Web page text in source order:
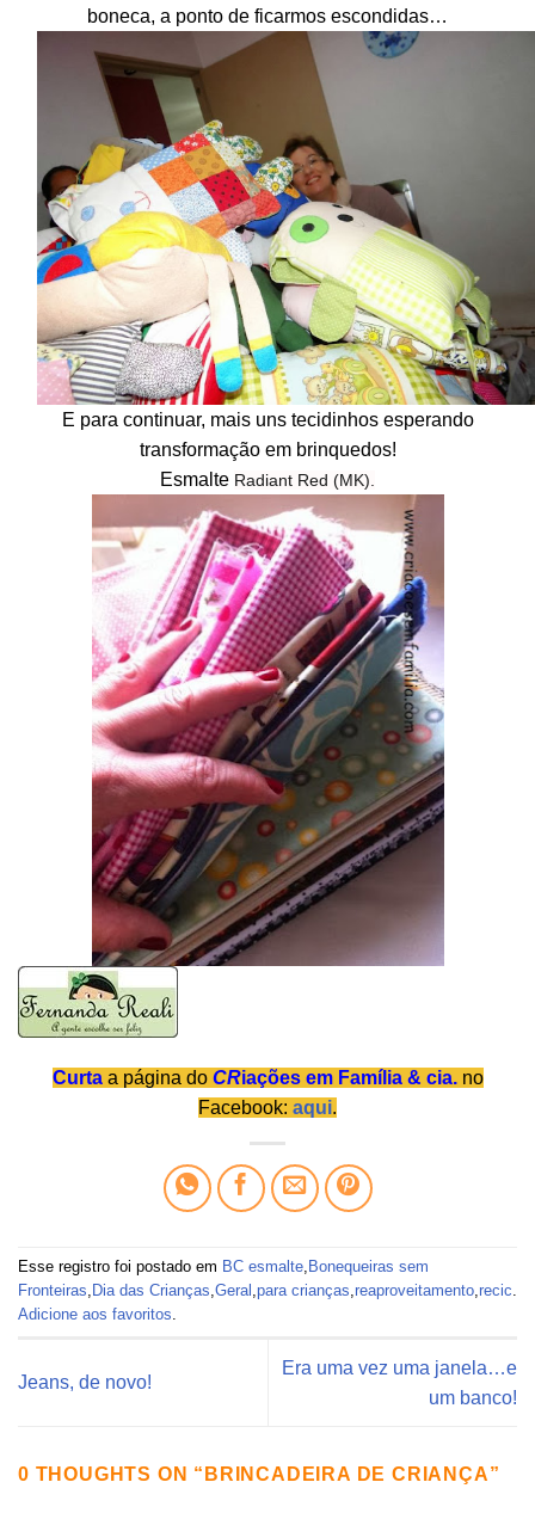
boneca, a ponto de ficarmos escondidas…
E para continuar, mais uns tecidinhos esperando
transformação em brinquedos!
Esmalte Radiant Red (MK).
Curtaa página do CRiações em Família & cia.no
Facebook: aqui.
Esse registro foi postado em BC esmalte Bonequeiras sem
Fronteiras Dia das Crianças Geral para crianças reaproveitamento recic
Adicione aos favoritos
Jeans, de novo!
Era uma vez uma janela…e
um banco!
0 THOUGHTS ON “ BRINCADEIRA DE CRIANÇA”